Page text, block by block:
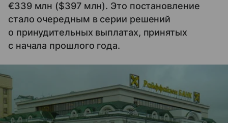
€339 млн ($397 млн). Это постановление
стало очередным в серии решений
о принудительных выплатах, принятых
с начала прошлого года.